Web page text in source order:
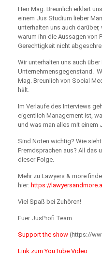
Herr Mag. Breunlich erklärt
einem Jus Studium lieber
unterhalten uns auch
warum ihn die Aussagen von
Gerechtigkeit nicht
Wir unterhalten uns auch
Unternehmensgegenstand.
Mag. Breunlich von Social
hält.
Im Verlaufe des Interviews
eigentlich Management ist,
und was man alles mit einem
Sind Noten wichtig? Wie
Fremdsprachen aus? All das
dieser Folge.
Mehr zu Lawyers & more
hier: https://
Viel Spaß bei Zuhören!
Euer JusProfi Team
Support the show(https://
Link zum YouTube Video